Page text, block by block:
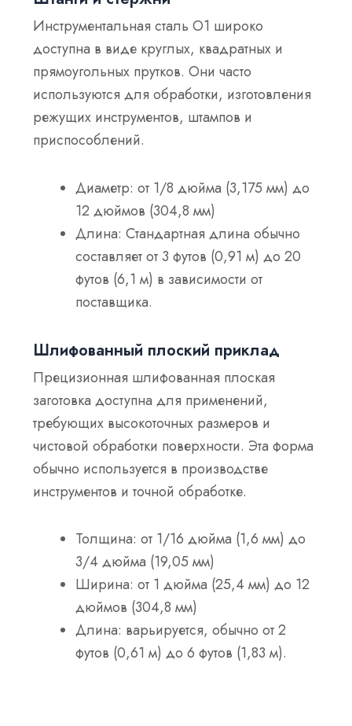
Инструментальная сталь O1 широко
доступна в виде круглых, квадратных и
прямоугольных прутков. Они часто
используются для обработки, изготовления
режущих инструментов, штампов и
приспособлений.
Диаметр: от 1/8 дюйма (3,175 мм) до
12 дюймов (304,8 мм)
Длина: Стандартная длина обычно
составляет от 3 футов (0,91 м) до 20
футов (6,1 м) в зависимости от
поставщика.
Шлифованный плоский приклад
Прецизионная шлифованная плоская
заготовка доступна для применений,
требующих высокоточных размеров и
чистовой обработки поверхности. Эта форма
обычно используется в производстве
инструментов и точной обработке.
Толщина: от 1/16 дюйма (1,6 мм) до
3/4 дюйма (19,05 мм)
Ширина: от 1 дюйма (25,4 мм) до 12
дюймов (304,8 мм)
Длина: варьируется, обычно от 2
футов (0,61 м) до 6 футов (1,83 м).